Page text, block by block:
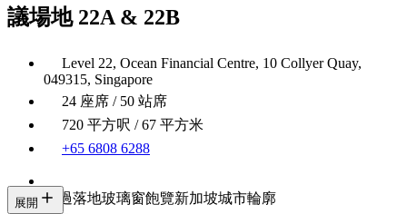
議場地 22A & 22B
Level 22, Ocean Financial Centre, 10 Collyer Quay,
049315, Singapore
24 座席 / 50 站席
720 平方呎 / 67 平方米
+65 6808 6288
透過落地玻璃窗飽覽新加坡城市輪廓
展開